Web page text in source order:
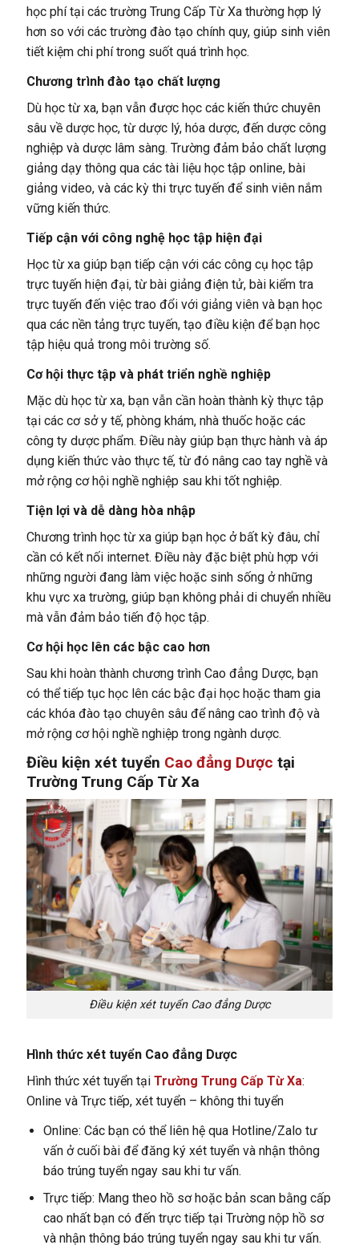
học phí tại các trường Trung Cấp Từ Xa thường hợp lý
hơn so với các trường đào tạo chính quy, giúp sinh viên
tiết kiệm chi phí trong suốt quá trình học.
Chương trình đào tạo chất lượng
Dù học từ xa, bạn vẫn được học các kiến thức chuyên
sâu về dược học, từ dược lý, hóa dược, đến dược công
nghiệp và dược lâm sàng. Trường đảm bảo chất lượng
giảng dạy thông qua các tài liệu học tập online, bài
giảng video, và các kỳ thi trực tuyến để sinh viên nắm
vững kiến thức.
Tiếp cận với công nghệ học tập hiện đại
Học từ xa giúp bạn tiếp cận với các công cụ học tập
trực tuyến hiện đại, từ bài giảng điện tử, bài kiểm tra
trực tuyến đến việc trao đổi với giảng viên và bạn học
qua các nền tảng trực tuyến, tạo điều kiện để bạn học
tập hiệu quả trong môi trường số.
Cơ hội thực tập và phát triển nghề nghiệp
Mặc dù học từ xa, bạn vẫn cần hoàn thành kỳ thực tập
tại các cơ sở y tế, phòng khám, nhà thuốc hoặc các
công ty dược phẩm. Điều này giúp bạn thực hành và áp
dụng kiến thức vào thực tế, từ đó nâng cao tay nghề và
mở rộng cơ hội nghề nghiệp sau khi tốt nghiệp.
Tiện lợi và dễ dàng hòa nhập
Chương trình học từ xa giúp bạn học ở bất kỳ đâu, chỉ
cần có kết nối internet. Điều này đặc biệt phù hợp với
những người đang làm việc hoặc sinh sống ở những
khu vực xa trường, giúp bạn không phải di chuyển nhiều
mà vẫn đảm bảo tiến độ học tập.
Cơ hội học lên các bậc cao hơn
Sau khi hoàn thành chương trình Cao đẳng Dược, bạn
có thể tiếp tục học lên các bậc đại học hoặc tham gia
các khóa đào tạo chuyên sâu để nâng cao trình độ và
mở rộng cơ hội nghề nghiệp trong ngành dược.
Điều kiện xét tuyển Cao đẳng Dược tại
Trường Trung Cấp Từ Xa
Điều kiện xét tuyển Cao đẳng Dược
Hình thức xét tuyển Cao đẳng Dược
Hình thức xét tuyển tại Trường Trung Cấp Từ Xa:
Online và Trực tiếp, xét tuyển – không thi tuyển
Online: Các bạn có thể liên hệ qua Hotline/Zalo tư
vấn ở cuối bài để đăng ký xét tuyển và nhận thông
báo trúng tuyển ngay sau khi tư vấn.
Trực tiếp: Mang theo hồ sơ hoặc bản scan bằng cấp
cao nhất bạn có đến trực tiếp tại Trường nộp hồ sơ
và nhận thông báo trúng tuyển ngay sau khi tư vấn.